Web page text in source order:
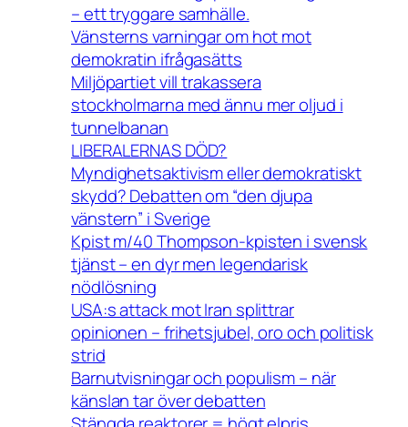
– ett tryggare samhälle.
Vänsterns varningar om hot mot
demokratin ifrågasätts
Miljöpartiet vill trakassera
stockholmarna med ännu mer oljud i
tunnelbanan
LIBERALERNAS DÖD?
Myndighetsaktivism eller demokratiskt
skydd? Debatten om “den djupa
vänstern” i Sverige
Kpist m/40 Thompson-kpisten i svensk
tjänst – en dyr men legendarisk
nödlösning
USA:s attack mot Iran splittrar
opinionen – frihetsjubel, oro och politisk
strid
Barnutvisningar och populism – när
känslan tar över debatten